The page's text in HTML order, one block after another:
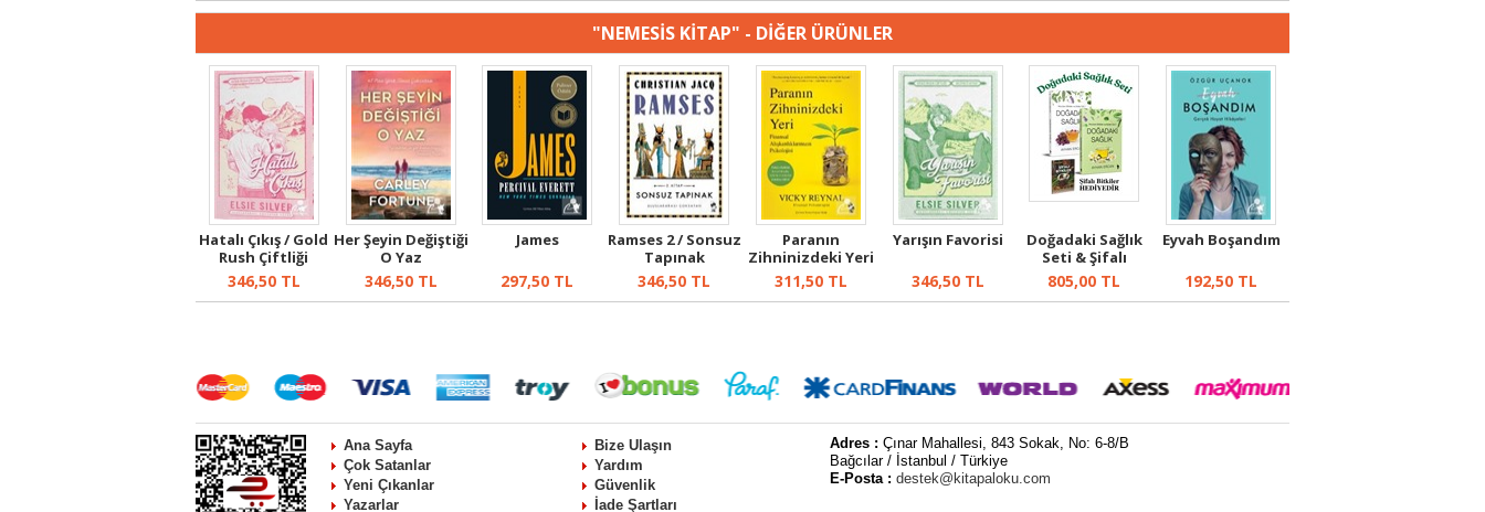
"NEMESİS KİTAP" - DİĞER ÜRÜNLER
Hatalı Çıkış / Gold
Rush Çiftliği
Serisi...
346,50TL
Her Şeyin Değiştiği
O Yaz
346,50TL
James
297,50 TL
Ramses 2 / Sonsuz
Tapınak
346,50 TL
Paranın
Zihninizdeki Yeri
311,50TL
Yarışın Favorisi
346,50TL
Doğadaki Sağlık
Seti & Şifalı
Bitkiler H...
805,00 TL
Eyvah Boşandım
192,50 TL
Ana Sayfa
Çok Satanlar
Yeni Çıkanlar
Yazarlar
Bize Ulaşın
Yardım
Güvenlik
İade Şartları
Adres :Çınar Mahallesi, 843 Sokak, No: 6-8/B
Bağcılar / İstanbul / Türkiye
E-Posta :destek@kitapaloku.com